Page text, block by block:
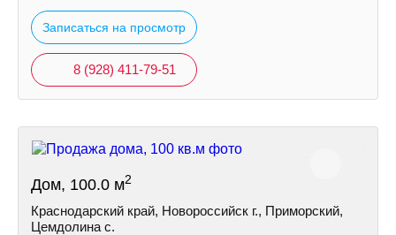
Записаться на просмотр
8 (928) 411-79-51
Дом, 100.0 м2
Краснодарский край, Новороссийск г., Приморский,
Цемдолина с.